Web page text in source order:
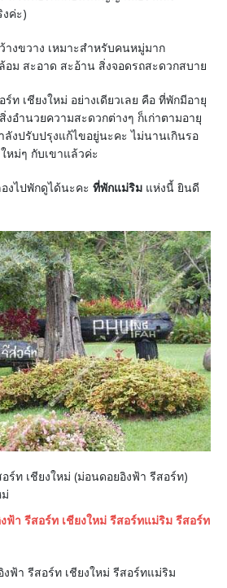
งค่ะ)
งขวาง เหมาะสำหรับคนหมู่มาก
ม สะอาด สะอ้าน สิ่งจอดรถสะดวกสบาย
เชียงใหม่ อย่างเดียวเลย คือ ที่พักมีอายุ
อำนวยความสะดวกต่างๆ ก็เก่าตามอายุ
งปรับปรุงแก้ไขอยู่นะคะ ไม่นานเกินรอ
หม่ๆ กับเขาแล้วค่ะ
งไปพักดูได้นะคะ ที่พักแม่ริม แห่งนี้ ยินดี
ร์ท เชียงใหม่ (ม่อนดอยอิงฟ้า รีสอร์ท)
ฟ้า รีสอร์ท เชียงใหม่ รีสอร์ทแม่ริม